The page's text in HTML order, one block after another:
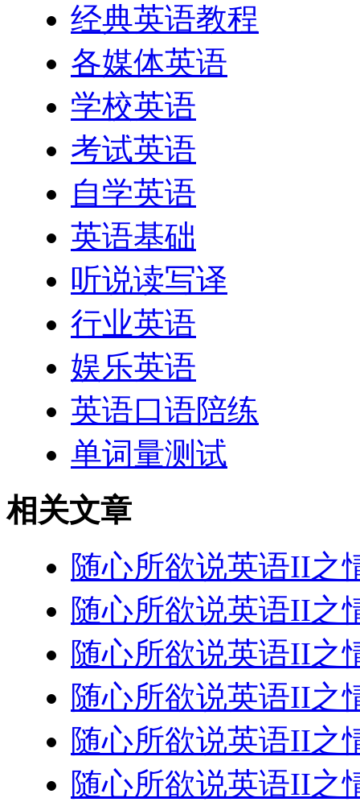
经典英语教程
各媒体英语
学校英语
考试英语
自学英语
英语基础
听说读写译
行业英语
娱乐英语
英语口语陪练
单词量测试
相关文章
随心所欲说英语II之
随心所欲说英语II之
随心所欲说英语II之
随心所欲说英语II之
随心所欲说英语II之
随心所欲说英语II之